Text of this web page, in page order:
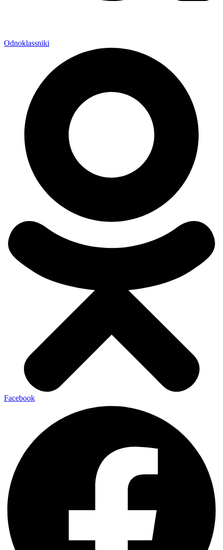
Odnoklassniki
Facebook